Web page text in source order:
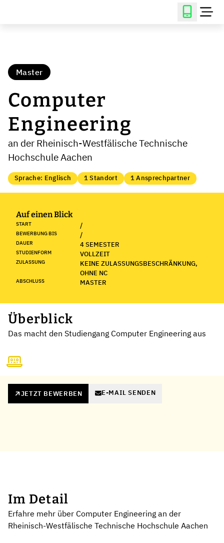
Master
Computer
Engineering
an der Rheinisch-Westfälische Technische
Hochschule Aachen
Sprache: Englisch 1 Standort 1 Ansprechpartner
Auf einen Blick
START /
BEWERBUNG BIS /
DAUER 4 SEMESTER
STUDIENFORM VOLLZEIT
ZULASSUNG
KEINE ZULASSUNGSBESCHRÄNKUNG,
OHNE NC
ABSCHLUSS MASTER
Überblick
Das macht den Studiengang Computer Engineering aus
JETZT BEWERBEN E-MAIL SENDEN
Im Detail
Erfahre mehr über Computer Engineering an der
Rheinisch-Westfälische Technische Hochschule Aachen